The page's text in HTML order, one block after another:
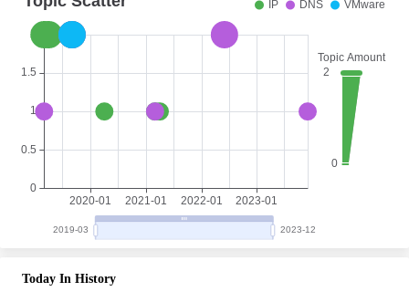
Today In History